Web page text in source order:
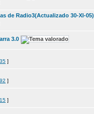
de Radio3(Actualizado 30-XI-05)
3.0
35 ]
92 ]
15 ]